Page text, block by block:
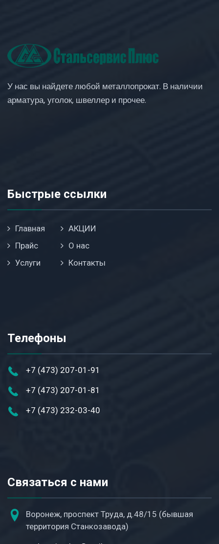
У нас вы найдете любой металлопрокат. В наличии
арматура, уголок, швеллер и прочее.
Быстрые ссылки
Главная
Прайс
Услуги
АКЦИИ
О нас
Контакты
Телефоны
+7 (473) 207-01-91
+7 (473) 207-01-81
+7 (473) 232-03-40
Связаться с нами
Воронеж, проспект Труда, д.48/15 (бывшая
территория Станкозавода)